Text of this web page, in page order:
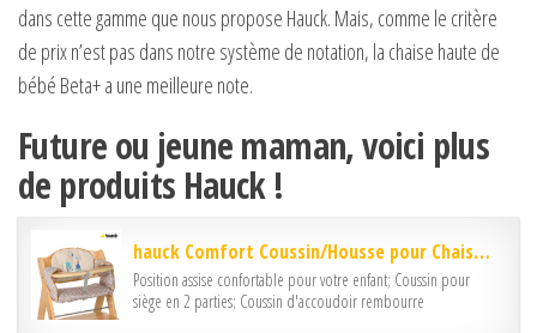
dans cette gamme que nous propose Hauck. Mais, comme le critère
de prix n’est pas dans notre système de notation, la chaise haute de
bébé Beta+ a une meilleure note.
Future ou jeune maman, voici plus
de produits Hauck !
hauck Comfort Coussin/Housse pour Chaise Haute...
Position assise confortable pour votre enfant; Coussin pour
siège en 2 parties; Coussin d'accoudoir rembourre